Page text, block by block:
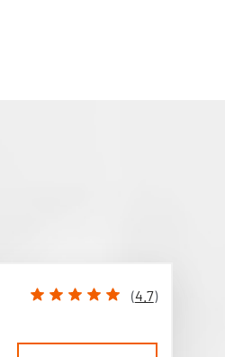
(4.7)